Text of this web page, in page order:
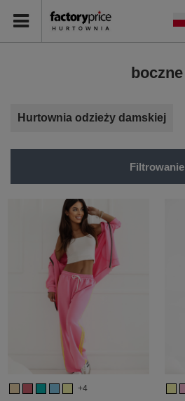
boczne
Hurtownia odzieży damskiej
Filtrowanie
+4